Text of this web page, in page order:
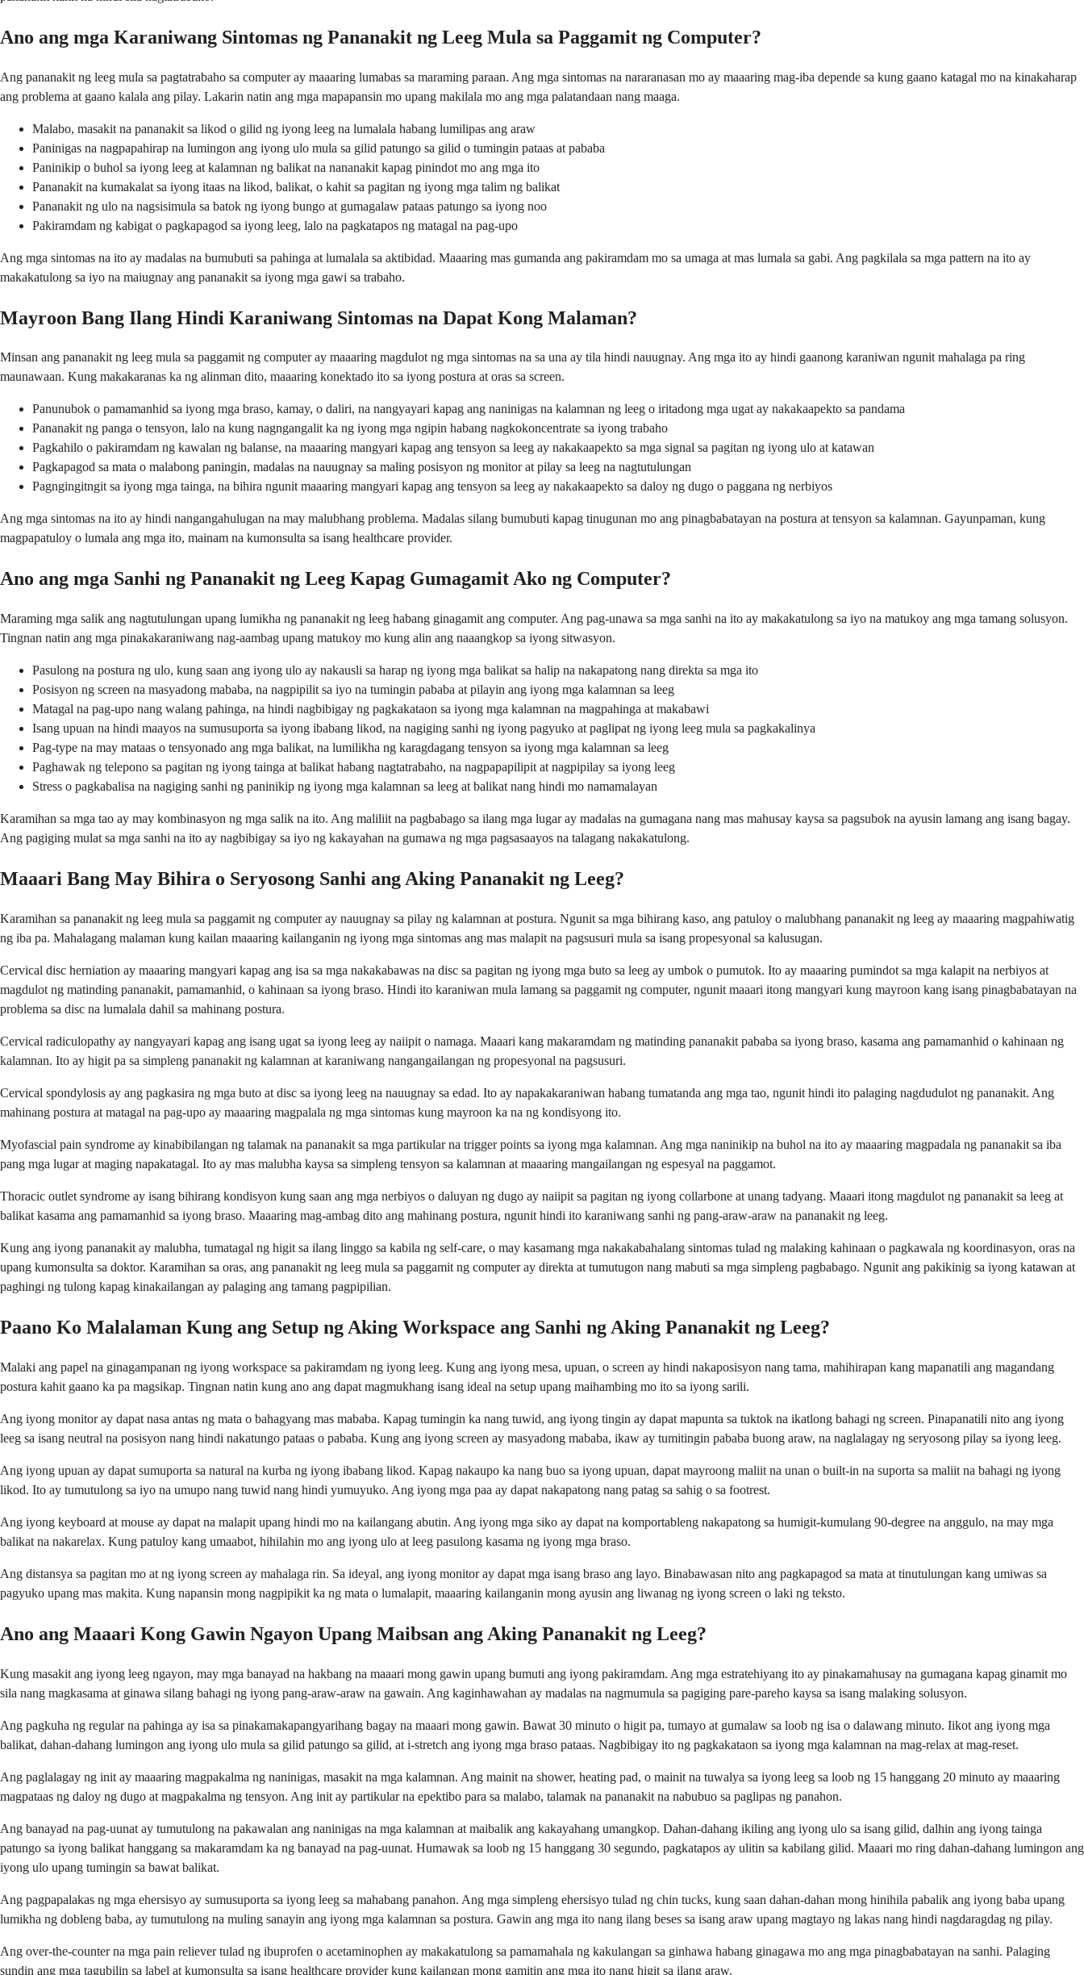
Ano ang mga Karaniwang Sintomas ng Pananakit ng Leeg Mula sa Paggamit ng Computer?
Ang pananakit ng leeg mula sa pagtatrabaho sa computer ay maaaring lumabas sa maraming paraan. Ang mga sintomas na nararanasan mo ay maaaring mag-iba depende sa kung gaano katagal mo na kinakaharap
ang problema at gaano kalala ang pilay. Lakarin natin ang mga mapapansin mo upang makilala mo ang mga palatandaan nang maaga.
Malabo, masakit na pananakit sa likod o gilid ng iyong leeg na lumalala habang lumilipas ang araw
Paninigas na nagpapahirap na lumingon ang iyong ulo mula sa gilid patungo sa gilid o tumingin pataas at pababa
Paninikip o buhol sa iyong leeg at kalamnan ng balikat na nananakit kapag pinindot mo ang mga ito
Pananakit na kumakalat sa iyong itaas na likod, balikat, o kahit sa pagitan ng iyong mga talim ng balikat
Pananakit ng ulo na nagsisimula sa batok ng iyong bungo at gumagalaw pataas patungo sa iyong noo
Pakiramdam ng kabigat o pagkapagod sa iyong leeg, lalo na pagkatapos ng matagal na pag-upo
Ang mga sintomas na ito ay madalas na bumubuti sa pahinga at lumalala sa aktibidad. Maaaring mas gumanda ang pakiramdam mo sa umaga at mas lumala sa gabi. Ang pagkilala sa mga pattern na ito ay
makakatulong sa iyo na maiugnay ang pananakit sa iyong mga gawi sa trabaho.
Mayroon Bang Ilang Hindi Karaniwang Sintomas na Dapat Kong Malaman?
Minsan ang pananakit ng leeg mula sa paggamit ng computer ay maaaring magdulot ng mga sintomas na sa una ay tila hindi nauugnay. Ang mga ito ay hindi gaanong karaniwan ngunit mahalaga pa ring
maunawaan. Kung makakaranas ka ng alinman dito, maaaring konektado ito sa iyong postura at oras sa screen.
Panunubok o pamamanhid sa iyong mga braso, kamay, o daliri, na nangyayari kapag ang naninigas na kalamnan ng leeg o iritadong mga ugat ay nakakaapekto sa pandama
Pananakit ng panga o tensyon, lalo na kung nagngangalit ka ng iyong mga ngipin habang nagkokoncentrate sa iyong trabaho
Pagkahilo o pakiramdam ng kawalan ng balanse, na maaaring mangyari kapag ang tensyon sa leeg ay nakakaapekto sa mga signal sa pagitan ng iyong ulo at katawan
Pagkapagod sa mata o malabong paningin, madalas na nauugnay sa maling posisyon ng monitor at pilay sa leeg na nagtutulungan
Pagngingitngit sa iyong mga tainga, na bihira ngunit maaaring mangyari kapag ang tensyon sa leeg ay nakakaapekto sa daloy ng dugo o paggana ng nerbiyos
Ang mga sintomas na ito ay hindi nangangahulugan na may malubhang problema. Madalas silang bumubuti kapag tinugunan mo ang pinagbabatayan na postura at tensyon sa kalamnan. Gayunpaman, kung
magpapatuloy o lumala ang mga ito, mainam na kumonsulta sa isang healthcare provider.
Ano ang mga Sanhi ng Pananakit ng Leeg Kapag Gumagamit Ako ng Computer?
Maraming mga salik ang nagtutulungan upang lumikha ng pananakit ng leeg habang ginagamit ang computer. Ang pag-unawa sa mga sanhi na ito ay makakatulong sa iyo na matukoy ang mga tamang solusyon.
Tingnan natin ang mga pinakakaraniwang nag-aambag upang matukoy mo kung alin ang naaangkop sa iyong sitwasyon.
Pasulong na postura ng ulo, kung saan ang iyong ulo ay nakausli sa harap ng iyong mga balikat sa halip na nakapatong nang direkta sa mga ito
Posisyon ng screen na masyadong mababa, na nagpipilit sa iyo na tumingin pababa at pilayin ang iyong mga kalamnan sa leeg
Matagal na pag-upo nang walang pahinga, na hindi nagbibigay ng pagkakataon sa iyong mga kalamnan na magpahinga at makabawi
Isang upuan na hindi maayos na sumusuporta sa iyong ibabang likod, na nagiging sanhi ng iyong pagyuko at paglipat ng iyong leeg mula sa pagkakalinya
Pag-type na may mataas o tensyonado ang mga balikat, na lumilikha ng karagdagang tensyon sa iyong mga kalamnan sa leeg
Paghawak ng telepono sa pagitan ng iyong tainga at balikat habang nagtatrabaho, na nagpapapilipit at nagpipilay sa iyong leeg
Stress o pagkabalisa na nagiging sanhi ng paninikip ng iyong mga kalamnan sa leeg at balikat nang hindi mo namamalayan
Karamihan sa mga tao ay may kombinasyon ng mga salik na ito. Ang maliliit na pagbabago sa ilang mga lugar ay madalas na gumagana nang mas mahusay kaysa sa pagsubok na ayusin lamang ang isang bagay.
Ang pagiging mulat sa mga sanhi na ito ay nagbibigay sa iyo ng kakayahan na gumawa ng mga pagsasaayos na talagang nakakatulong.
Maaari Bang May Bihira o Seryosong Sanhi ang Aking Pananakit ng Leeg?
Karamihan sa pananakit ng leeg mula sa paggamit ng computer ay nauugnay sa pilay ng kalamnan at postura. Ngunit sa mga bihirang kaso, ang patuloy o malubhang pananakit ng leeg ay maaaring magpahiwatig
ng iba pa. Mahalagang malaman kung kailan maaaring kailanganin ng iyong mga sintomas ang mas malapit na pagsusuri mula sa isang propesyonal sa kalusugan.
Cervical disc herniation ay maaaring mangyari kapag ang isa sa mga nakakabawas na disc sa pagitan ng iyong mga buto sa leeg ay umbok o pumutok. Ito ay maaaring pumindot sa mga kalapit na nerbiyos at
magdulot ng matinding pananakit, pamamanhid, o kahinaan sa iyong braso. Hindi ito karaniwan mula lamang sa paggamit ng computer, ngunit maaari itong mangyari kung mayroon kang isang pinagbabatayan na
problema sa disc na lumalala dahil sa mahinang postura.
Cervical radiculopathy ay nangyayari kapag ang isang ugat sa iyong leeg ay naiipit o namaga. Maaari kang makaramdam ng matinding pananakit pababa sa iyong braso, kasama ang pamamanhid o kahinaan ng
kalamnan. Ito ay higit pa sa simpleng pananakit ng kalamnan at karaniwang nangangailangan ng propesyonal na pagsusuri.
Cervical spondylosis ay ang pagkasira ng mga buto at disc sa iyong leeg na nauugnay sa edad. Ito ay napakakaraniwan habang tumatanda ang mga tao, ngunit hindi ito palaging nagdudulot ng pananakit. Ang
mahinang postura at matagal na pag-upo ay maaaring magpalala ng mga sintomas kung mayroon ka na ng kondisyong ito.
Myofascial pain syndrome ay kinabibilangan ng talamak na pananakit sa mga partikular na trigger points sa iyong mga kalamnan. Ang mga naninikip na buhol na ito ay maaaring magpadala ng pananakit sa iba
pang mga lugar at maging napakatagal. Ito ay mas malubha kaysa sa simpleng tensyon sa kalamnan at maaaring mangailangan ng espesyal na paggamot.
Thoracic outlet syndrome ay isang bihirang kondisyon kung saan ang mga nerbiyos o daluyan ng dugo ay naiipit sa pagitan ng iyong collarbone at unang tadyang. Maaari itong magdulot ng pananakit sa leeg at
balikat kasama ang pamamanhid sa iyong braso. Maaaring mag-ambag dito ang mahinang postura, ngunit hindi ito karaniwang sanhi ng pang-araw-araw na pananakit ng leeg.
Kung ang iyong pananakit ay malubha, tumatagal ng higit sa ilang linggo sa kabila ng self-care, o may kasamang mga nakakabahalang sintomas tulad ng malaking kahinaan o pagkawala ng koordinasyon, oras na
upang kumonsulta sa doktor. Karamihan sa oras, ang pananakit ng leeg mula sa paggamit ng computer ay direkta at tumutugon nang mabuti sa mga simpleng pagbabago. Ngunit ang pakikinig sa iyong katawan at
paghingi ng tulong kapag kinakailangan ay palaging ang tamang pagpipilian.
Paano Ko Malalaman Kung ang Setup ng Aking Workspace ang Sanhi ng Aking Pananakit ng Leeg?
Malaki ang papel na ginagampanan ng iyong workspace sa pakiramdam ng iyong leeg. Kung ang iyong mesa, upuan, o screen ay hindi nakaposisyon nang tama, mahihirapan kang mapanatili ang magandang
postura kahit gaano ka pa magsikap. Tingnan natin kung ano ang dapat magmukhang isang ideal na setup upang maihambing mo ito sa iyong sarili.
Ang iyong monitor ay dapat nasa antas ng mata o bahagyang mas mababa. Kapag tumingin ka nang tuwid, ang iyong tingin ay dapat mapunta sa tuktok na ikatlong bahagi ng screen. Pinapanatili nito ang iyong
leeg sa isang neutral na posisyon nang hindi nakatungo pataas o pababa. Kung ang iyong screen ay masyadong mababa, ikaw ay tumitingin pababa buong araw, na naglalagay ng seryosong pilay sa iyong leeg.
Ang iyong upuan ay dapat sumuporta sa natural na kurba ng iyong ibabang likod. Kapag nakaupo ka nang buo sa iyong upuan, dapat mayroong maliit na unan o built-in na suporta sa maliit na bahagi ng iyong
likod. Ito ay tumutulong sa iyo na umupo nang tuwid nang hindi yumuyuko. Ang iyong mga paa ay dapat nakapatong nang patag sa sahig o sa footrest.
Ang iyong keyboard at mouse ay dapat na malapit upang hindi mo na kailangang abutin. Ang iyong mga siko ay dapat na komportableng nakapatong sa humigit-kumulang 90-degree na anggulo, na may mga
balikat na nakarelax. Kung patuloy kang umaabot, hihilahin mo ang iyong ulo at leeg pasulong kasama ng iyong mga braso.
Ang distansya sa pagitan mo at ng iyong screen ay mahalaga rin. Sa ideyal, ang iyong monitor ay dapat mga isang braso ang layo. Binabawasan nito ang pagkapagod sa mata at tinutulungan kang umiwas sa
pagyuko upang mas makita. Kung napansin mong nagpipikit ka ng mata o lumalapit, maaaring kailanganin mong ayusin ang liwanag ng iyong screen o laki ng teksto.
Ano ang Maaari Kong Gawin Ngayon Upang Maibsan ang Aking Pananakit ng Leeg?
Kung masakit ang iyong leeg ngayon, may mga banayad na hakbang na maaari mong gawin upang bumuti ang iyong pakiramdam. Ang mga estratehiyang ito ay pinakamahusay na gumagana kapag ginamit mo
sila nang magkasama at ginawa silang bahagi ng iyong pang-araw-araw na gawain. Ang kaginhawahan ay madalas na nagmumula sa pagiging pare-pareho kaysa sa isang malaking solusyon.
Ang pagkuha ng regular na pahinga ay isa sa pinakamakapangyarihang bagay na maaari mong gawin. Bawat 30 minuto o higit pa, tumayo at gumalaw sa loob ng isa o dalawang minuto. Iikot ang iyong mga
balikat, dahan-dahang lumingon ang iyong ulo mula sa gilid patungo sa gilid, at i-stretch ang iyong mga braso pataas. Nagbibigay ito ng pagkakataon sa iyong mga kalamnan na mag-relax at mag-reset.
Ang paglalagay ng init ay maaaring magpakalma ng naninigas, masakit na mga kalamnan. Ang mainit na shower, heating pad, o mainit na tuwalya sa iyong leeg sa loob ng 15 hanggang 20 minuto ay maaaring
magpataas ng daloy ng dugo at magpakalma ng tensyon. Ang init ay partikular na epektibo para sa malabo, talamak na pananakit na nabubuo sa paglipas ng panahon.
Ang banayad na pag-uunat ay tumutulong na pakawalan ang naninigas na mga kalamnan at maibalik ang kakayahang umangkop. Dahan-dahang ikiling ang iyong ulo sa isang gilid, dalhin ang iyong tainga
patungo sa iyong balikat hanggang sa makaramdam ka ng banayad na pag-uunat. Humawak sa loob ng 15 hanggang 30 segundo, pagkatapos ay ulitin sa kabilang gilid. Maaari mo ring dahan-dahang lumingon ang
iyong ulo upang tumingin sa bawat balikat.
Ang pagpapalakas ng mga ehersisyo ay sumusuporta sa iyong leeg sa mahabang panahon. Ang mga simpleng ehersisyo tulad ng chin tucks, kung saan dahan-dahan mong hinihila pabalik ang iyong baba upang
lumikha ng dobleng baba, ay tumutulong na muling sanayin ang iyong mga kalamnan sa postura. Gawin ang mga ito nang ilang beses sa isang araw upang magtayo ng lakas nang hindi nagdaragdag ng pilay.
Ang over-the-counter na mga pain reliever tulad ng ibuprofen o acetaminophen ay makakatulong sa pamamahala ng kakulangan sa ginhawa habang ginagawa mo ang mga pinagbabatayan na sanhi. Palaging
sundin ang mga tagubilin sa label at kumonsulta sa isang healthcare provider kung kailangan mong gamitin ang mga ito nang higit sa ilang araw.